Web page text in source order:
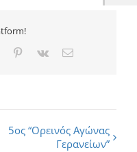
Pinterest
Vk Email
5ος “Ορεινός Αγώνας
Γερανείων”